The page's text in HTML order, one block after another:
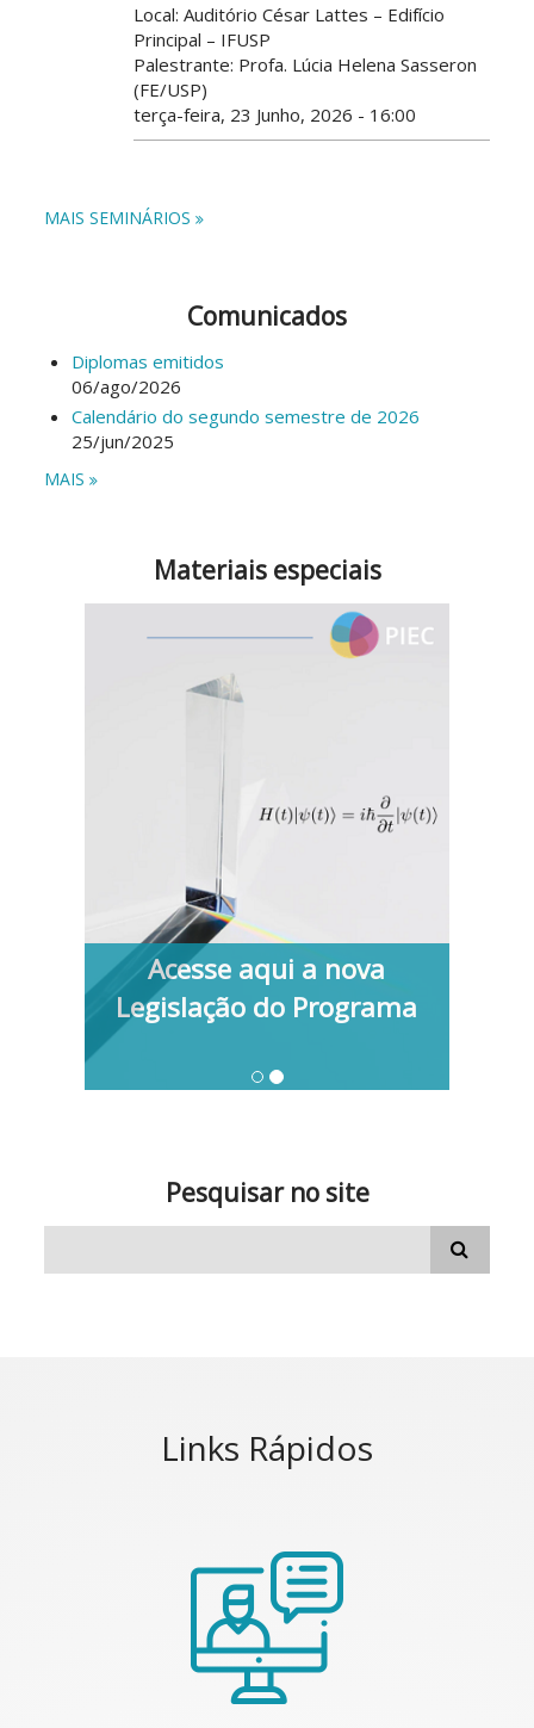
Local: Auditório César Lattes – Edifício
Principal – IFUSP
Palestrante: Profa. Lúcia Helena Sasseron
(FE/USP)
terça-feira, 23 Junho, 2026 - 16:00
MAIS SEMINÁRIOS
Comunicados
Diplomas emitidos
06/ago/2026
Calendário do segundo semestre de 2026
25/jun/2025
MAIS
Materiais especiais
Acesse aqui a nova
Legislação do Programa
Pesquisar no site
Links Rápidos